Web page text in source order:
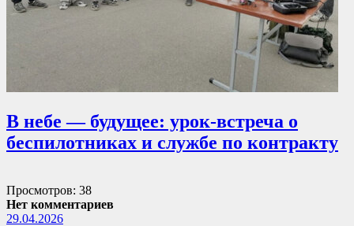
В небе — будущее: урок-встреча о
беспилотниках и службе по контракту
Просмотров: 38
Нет комментариев
29.04.2026